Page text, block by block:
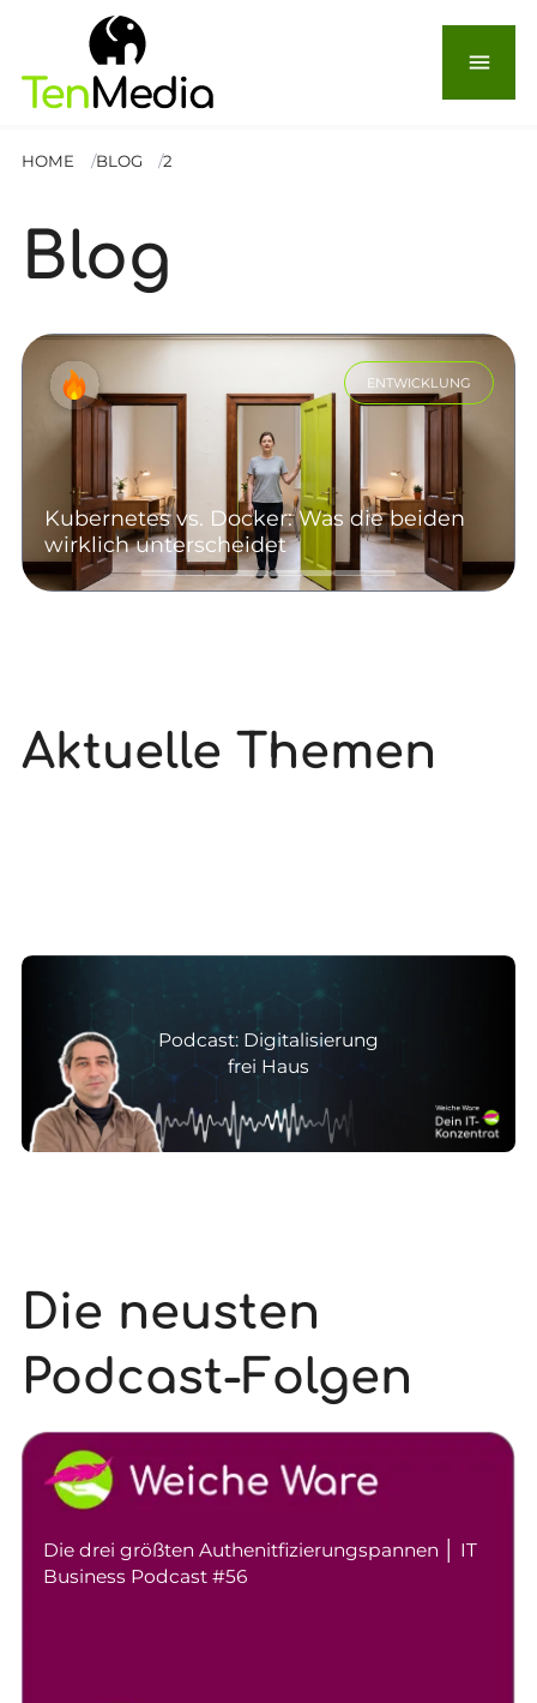
menu
HOME BLOG 2
Blog
ENTWICKLUNG
Kubernetes vs. Docker: Was die beiden
wirklich unterscheidet
Aktuelle Themen
Podcast: Digitalisierung
frei Haus
Die neusten
Podcast-Folgen
Die drei größten Authenitfizierungspannen │ IT
Business Podcast #56